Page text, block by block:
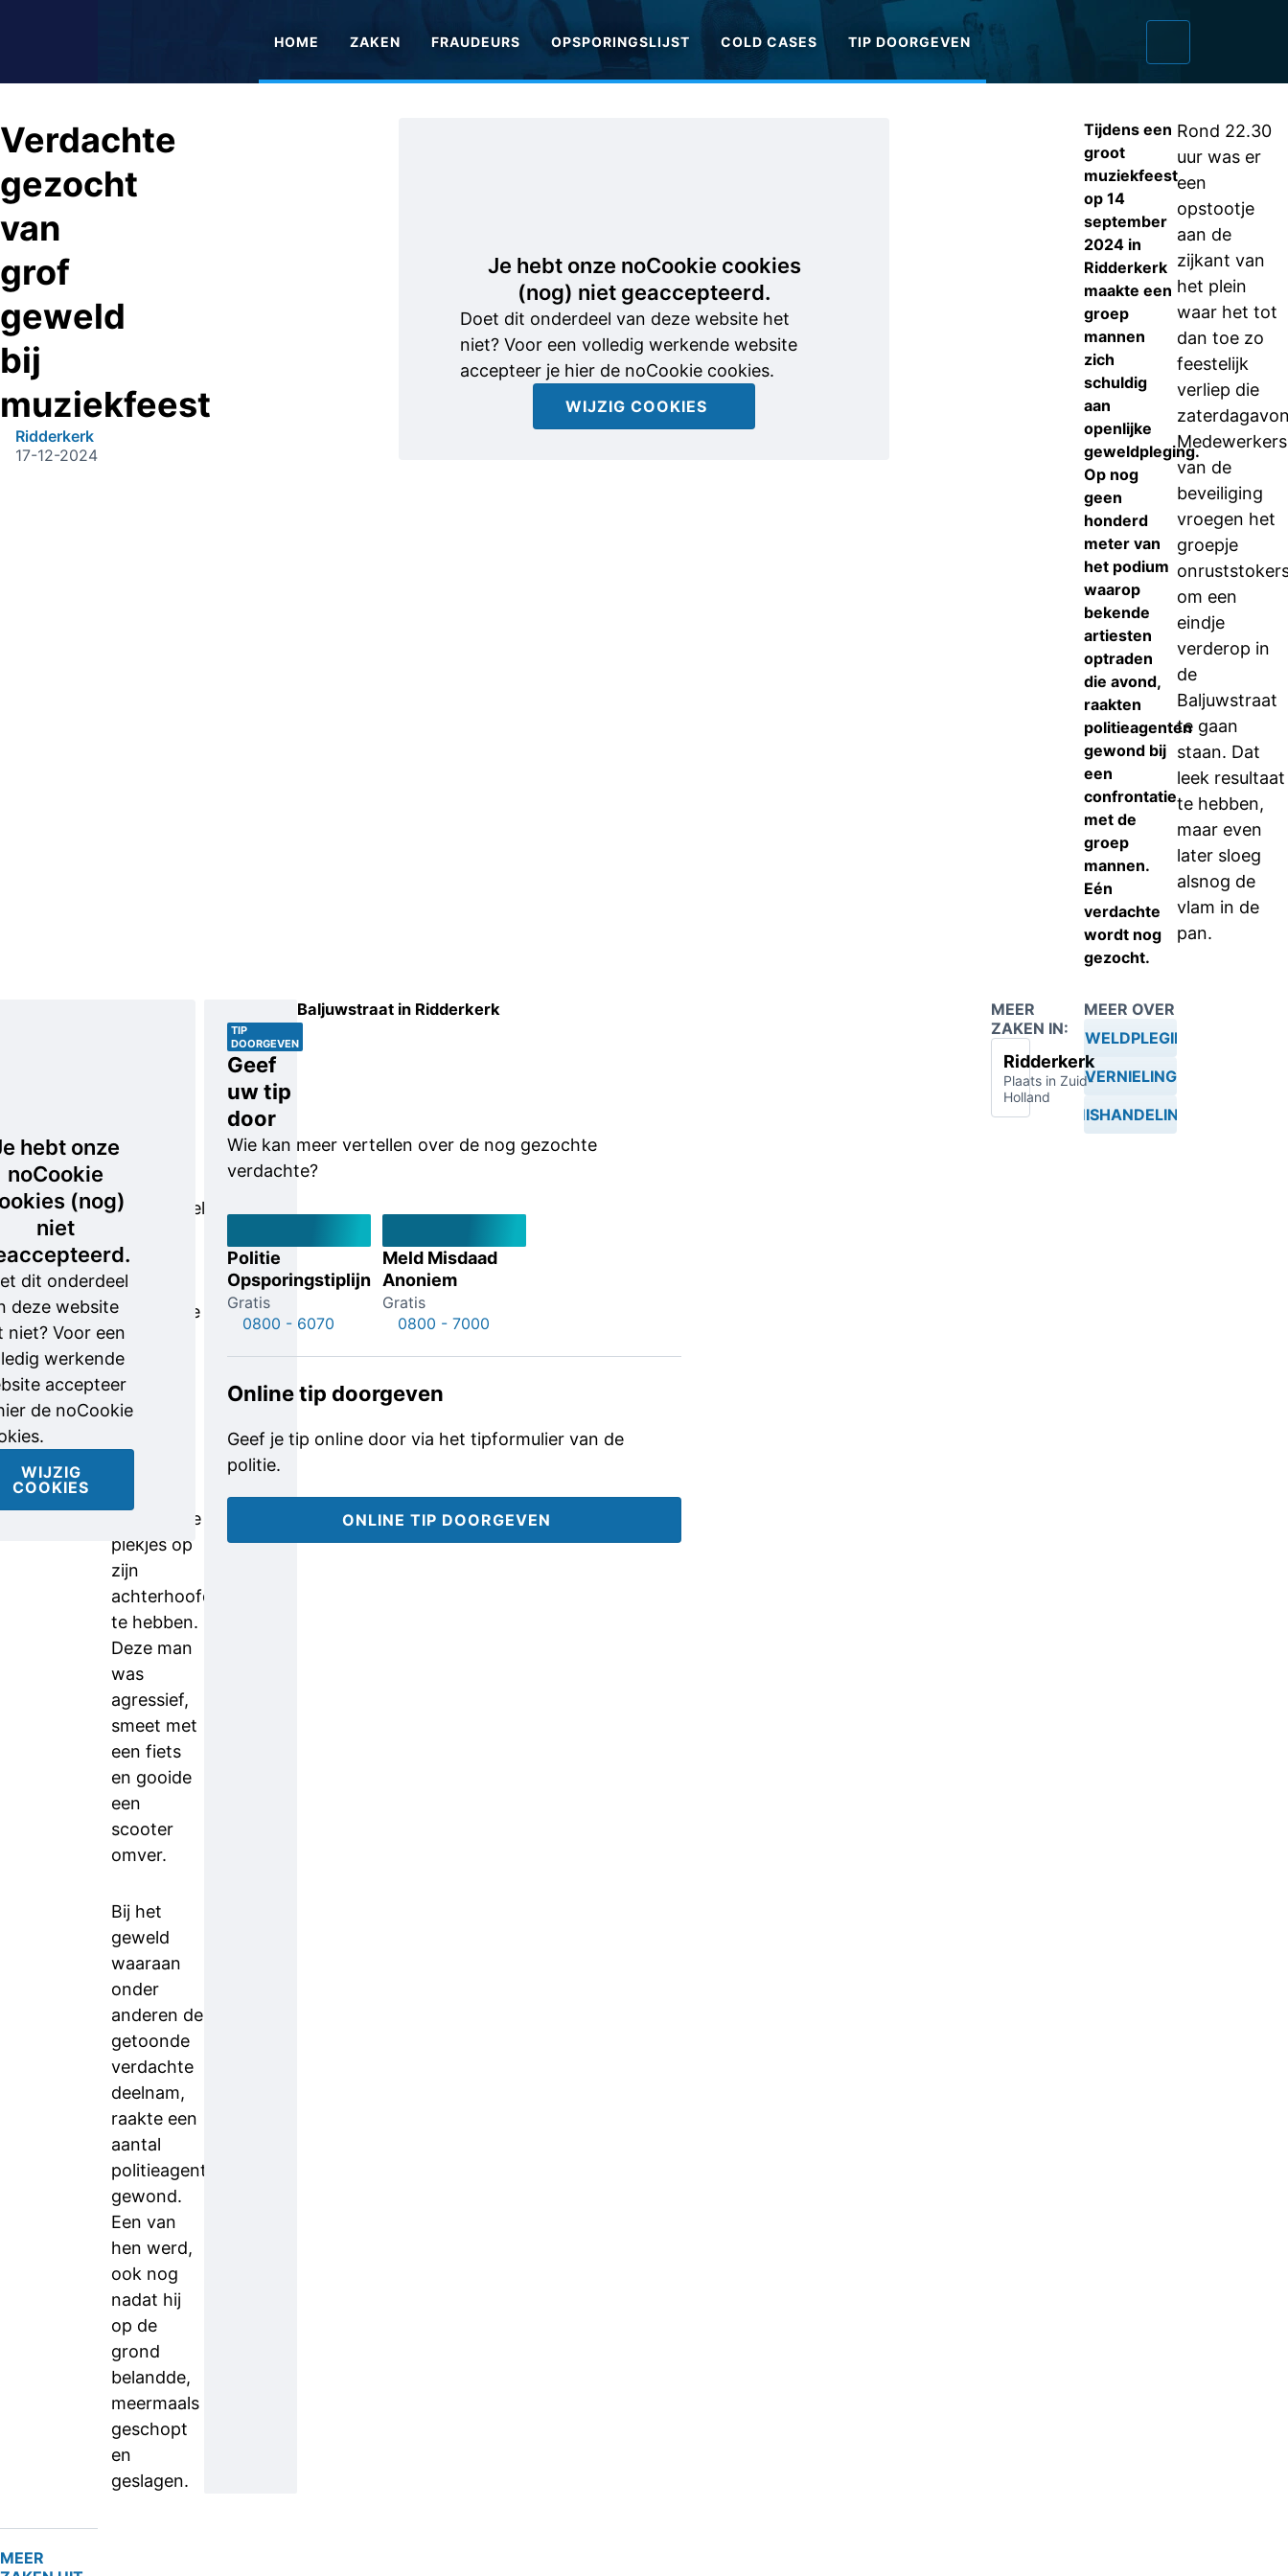
HOME ZAKEN FRAUDEURS OPSPORINGSLIJST COLD CASES TIP DOORGEVEN
Verdachte
gezocht
van
grof
geweld
bij
muziekfeest
Ridderkerk
17-12-2024
Je hebt onze noCookie cookies
(nog) niet geaccepteerd.
Doet dit onderdeel van deze website het
niet? Voor een volledig werkende website
accepteer je hier de noCookie cookies.
WIJZIG COOKIES
Tijdens een
groot
muziekfeest
op 14
september
2024 in
Ridderkerk
maakte een
groep
mannen
zich
schuldig
aan
openlijke
geweldpleging.
Op nog
geen
honderd
meter van
het podium
waarop
bekende
artiesten
optraden
die avond,
raakten
politieagenten
gewond bij
een
confrontatie
met de
groep
mannen.
Eén
verdachte
wordt nog
gezocht.
Rond 22.30
uur was er
een
opstootje
aan de
zijkant van
het plein
waar het tot
dan toe zo
feestelijk
verliep die
Medewerkers
van de
beveiliging
vroegen het
groepje
om een
eindje
verderop in
de
Baljuwstraat
te gaan
staan. Dat
leek resultaat
te hebben,
maar even
later sloeg
alsnog de
vlam in de
pan.
hebt onze
noCookie
(nog)
niet
dit onderdeel
deze website
niet? Voor een
werkende
accepteer
de noCookie
WIJZIG
COOKIES
verdachte
camerabeelden
geblurde
man met
het groene
shirt aan.
Hij heeft
mogelijk
een
en lijkt kale
plekjes op
zijn
achterhoofd
te hebben.
Deze man
was
agressief,
smeet met
een fiets
en gooide
een
scooter
omver.
Bij het
geweld
waaraan
onder
anderen de
getoonde
verdachte
deelnam,
raakte een
aantal
politieagenten
gewond.
Een van
hen werd,
ook nog
nadat hij
op de
grond
belandde,
meermaals
geschopt
en
geslagen.
TIP
DOORGEVEN
Geef
uw tip
door
Wie kan meer vertellen over de nog gezochte
verdachte?
Politie
Opsporingstiplijn
Gratis
0800 - 6070
Meld Misdaad
Anoniem
Gratis
0800 - 7000
Online tip doorgeven
Geef je tip online door via het tipformulier van de
politie.
ONLINE TIP DOORGEVEN
Baljuwstraat in Ridderkerk
MEER
ZAKEN IN:
Ridderkerk
Plaats in Zuid-
Holland
MEER OVER
GEWELDPLEGING
VERNIELING
MISHANDELING
MEER